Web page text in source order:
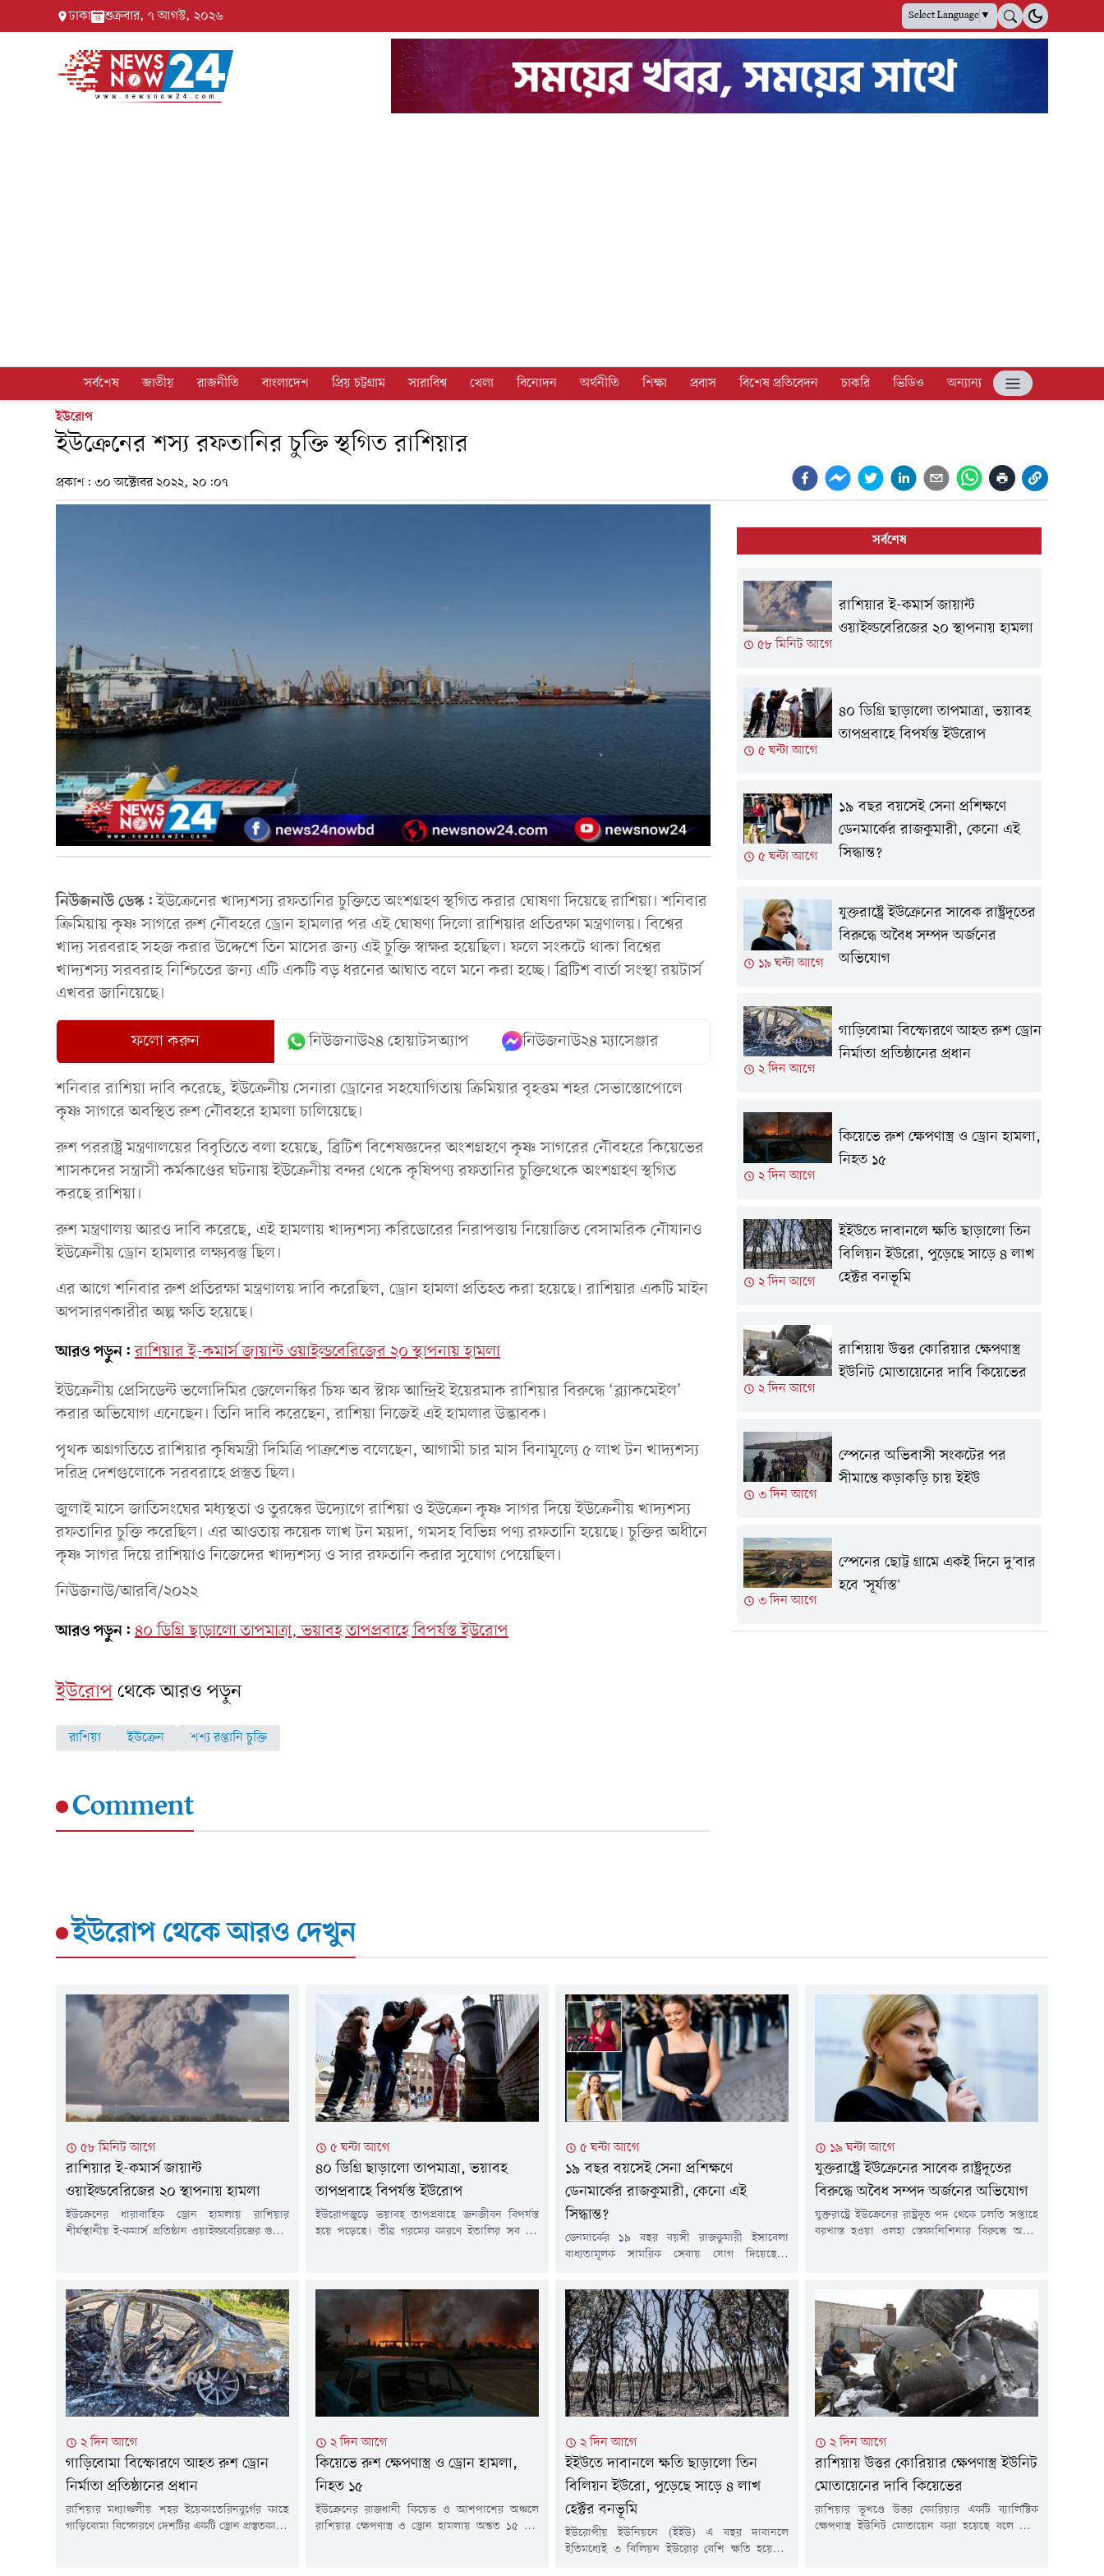
ঢাকা শুক্রবার, ৭ আগস্ট, ২০২৬ Select Language▼
সর্বশেষ জাতীয় রাজনীতি বাংলাদেশ প্রিয় চট্টগ্রাম সারাবিশ্ব খেলা বিনোদন অর্থনীতি শিক্ষা প্রবাস বিশেষ প্রতিবেদন চাকরি ভিডিও
অন্যান্য
ইউরোপ
ইউক্রেনের শস্য রফতানির চুক্তি স্থগিত রাশিয়ার
প্রকাশ: ৩০ অক্টোবর ২০২২, ২০:০৭
নিউজনাউ ডেস্ক:ইউক্রেনের খাদ্যশস্য রফতানির চুক্তিতে অংশগ্রহণ স্থগিত করার ঘোষণা দিয়েছে রাশিয়া। শনিবার
ক্রিমিয়ায় কৃষ্ণ সাগরে রুশ নৌবহরে ড্রোন হামলার পর এই ঘোষণা দিলো রাশিয়ার প্রতিরক্ষা মন্ত্রণালয়। বিশ্বের
খাদ্য সরবরাহ সহজ করার উদ্দেশে তিন মাসের জন্য এই চুক্তি স্বাক্ষর হয়েছিল। ফলে সংকটে থাকা বিশ্বের
খাদ্যশস্য সরবরাহ নিশ্চিতের জন্য এটি একটি বড় ধরনের আঘাত বলে মনে করা হচ্ছে। ব্রিটিশ বার্তা সংস্থা রয়টার্স
এখবর জানিয়েছে।
ফলো করুন নিউজনাউ২৪ হোয়াটসঅ্যাপ নিউজনাউ২৪ ম্যাসেঞ্জার
শনিবার রাশিয়া দাবি করেছে, ইউক্রেনীয় সেনারা ড্রোনের সহযোগিতায় ক্রিমিয়ার বৃহত্তম শহর সেভাস্তোপোলে
কৃষ্ণ সাগরে অবস্থিত রুশ নৌবহরে হামলা চালিয়েছে।
রুশ পররাষ্ট্র মন্ত্রণালয়ের বিবৃতিতে বলা হয়েছে, ব্রিটিশ বিশেষজ্ঞদের অংশগ্রহণে কৃষ্ণ সাগরের নৌবহরে কিয়েভের
শাসকদের সন্ত্রাসী কর্মকাণ্ডের ঘটনায় ইউক্রেনীয় বন্দর থেকে কৃষিপণ্য রফতানির চুক্তিথেকে অংশগ্রহণ স্থগিত
করছে রাশিয়া।
রুশ মন্ত্রণালয় আরও দাবি করেছে, এই হামলায় খাদ্যশস্য করিডোরের নিরাপত্তায় নিয়োজিত বেসামরিক নৌযানও
ইউক্রেনীয় ড্রোন হামলার লক্ষ্যবস্তু ছিল।
এর আগে শনিবার রুশ প্রতিরক্ষা মন্ত্রণালয় দাবি করেছিল, ড্রোন হামলা প্রতিহত করা হয়েছে। রাশিয়ার একটি মাইন
অপসারণকারীর অল্প ক্ষতি হয়েছে।
আরও পড়ুন: রাশিয়ার ই-কমার্স জায়ান্ট ওয়াইল্ডবেরিজের ২০ স্থাপনায় হামলা
ইউক্রেনীয় প্রেসিডেন্ট ভলোদিমির জেলেনস্কির চিফ অব স্টাফ আন্দ্রিই ইয়েরমাক রাশিয়ার বিরুদ্ধে ‘ব্ল্যাকমেইল’
করার অভিযোগ এনেছেন। তিনি দাবি করেছেন, রাশিয়া নিজেই এই হামলার উদ্ভাবক।
পৃথক অগ্রগতিতে রাশিয়ার কৃষিমন্ত্রী দিমিত্রি পাত্রুশেভ বলেছেন, আগামী চার মাস বিনামূল্যে ৫ লাখ টন খাদ্যশস্য
দরিদ্র দেশগুলোকে সরবরাহে প্রস্তুত ছিল।
জুলাই মাসে জাতিসংঘের মধ্যস্থতা ও তুরস্কের উদ্যোগে রাশিয়া ও ইউক্রেন কৃষ্ণ সাগর দিয়ে ইউক্রেনীয় খাদ্যশস্য
রফতানির চুক্তি করেছিল। এর আওতায় কয়েক লাখ টন ময়দা, গমসহ বিভিন্ন পণ্য রফতানি হয়েছে। চুক্তির অধীনে
কৃষ্ণ সাগর দিয়ে রাশিয়াও নিজেদের খাদ্যশস্য ও সার রফতানি করার সুযোগ পেয়েছিল।
নিউজনাউ/আরবি/২০২২
আরও পড়ুন: ৪০ ডিগ্রি ছাড়ালো তাপমাত্রা, ভয়াবহ তাপপ্রবাহে বিপর্যস্ত ইউরোপ
ইউরোপথেকে আরও পড়ুন
রাশিয়া ইউক্রেন শশ্য রপ্তানি চুক্তি
Comment
সর্বশেষ
৫৮ মিনিট আগে
রাশিয়ার ই-কমার্স জায়ান্ট
ওয়াইল্ডবেরিজের ২০ স্থাপনায় হামলা
৫ ঘন্টা আগে
৪০ ডিগ্রি ছাড়ালো তাপমাত্রা, ভয়াবহ
তাপপ্রবাহে বিপর্যস্ত ইউরোপ
৫ ঘন্টা আগে
১৯ বছর বয়সেই সেনা প্রশিক্ষণে
ডেনমার্কের রাজকুমারী, কেনো এই
সিদ্ধান্ত?
১৯ ঘন্টা আগে
যুক্তরাষ্ট্রে ইউক্রেনের সাবেক রাষ্ট্রদূতের
বিরুদ্ধে অবৈধ সম্পদ অর্জনের
অভিযোগ
২ দিন আগে
গাড়িবোমা বিস্ফোরণে আহত রুশ ড্রোন
নির্মাতা প্রতিষ্ঠানের প্রধান
২ দিন আগে
কিয়েভে রুশ ক্ষেপণাস্ত্র ও ড্রোন হামলা,
নিহত ১৫
২ দিন আগে
ইইউতে দাবানলে ক্ষতি ছাড়ালো তিন
বিলিয়ন ইউরো, পুড়েছে সাড়ে ৪ লাখ
হেক্টর বনভূমি
২ দিন আগে
রাশিয়ায় উত্তর কোরিয়ার ক্ষেপণাস্ত্র
ইউনিট মোতায়েনের দাবি কিয়েভের
৩ দিন আগে
স্পেনের অভিবাসী সংকটের পর
সীমান্তে কড়াকড়ি চায় ইইউ
৩ দিন আগে
স্পেনের ছোট্ট গ্রামে একই দিনে দু'বার
হবে 'সূর্যাস্ত'
ইউরোপথেকে আরও দেখুন
৫৮ মিনিট আগে
রাশিয়ার ই-কমার্স জায়ান্ট
ওয়াইল্ডবেরিজের ২০ স্থাপনায় হামলা
ইউক্রেনের ধারাবাহিক ড্রোন হামলায় রাশিয়ার
শীর্ষস্থানীয় ই-কমার্স প্রতিষ্ঠান ওয়াইল্ডবেরিজের গুদাম
শুক্রবার (৭ আগস্ট) বার্তা সংস্থা রয়টার্সের প্রতিবেদনে
বলা হয়, গত ১৮ জুলাই থেকে রাশিয়ার বিভিন্ন
এলাকায় ওয়াইল্ডবেরিজের গুদাম লক্ষ্য করে প্রায়...
৫ ঘন্টা আগে
৪০ ডিগ্রি ছাড়ালো তাপমাত্রা, ভয়াবহ
তাপপ্রবাহে বিপর্যস্ত ইউরোপ
ইউরোপজুড়ে ভয়াবহ তাপপ্রবাহে জনজীবন বিপর্যস্ত
হয়ে পড়েছে। তীব্র গরমের কারণে ইতালির সব বড়
এবং ইউরোপের বিভিন্ন দেশে বিদ্যুৎ ও পরিবহন
ব্যবস্থায় বড় ধরনের চাপ তৈরি হয়েছে।চলমান
তাপপ্রবাহে ইউরোপের বেশ...
৫ ঘন্টা আগে
১৯ বছর বয়সেই সেনা প্রশিক্ষণে
ডেনমার্কের রাজকুমারী, কেনো এই
সিদ্ধান্ত?
ডেনমার্কের ১৯ বছর বয়সী রাজকুমারী ইসাবেলা
বাধ্যতামূলক সামরিক সেবায় যোগ দিয়েছেন।
প্রতিরক্ষা সক্ষমতা বাড়ানোর অংশ হিসেবে দেশটি
যখন সামরিক নিয়োগ সম্প্রসারণ করছে, ঠিক সেই
সময় রাজপরিবারের এই সদস্যের সেনাবাহিনীতে
যোগ দেওয়া ব্যাপক আলোচনার জন্ম দিয়েছে।
রাজকুমারী ইসাবেলা ডেনমার্কের রাজা দশম ফ্রেডেরিক
ও রানি মেরির কন্যা। রাজপরিবারের...
১৯ ঘন্টা আগে
যুক্তরাষ্ট্রে ইউক্রেনের সাবেক রাষ্ট্রদূতের
বিরুদ্ধে অবৈধ সম্পদ অর্জনের অভিযোগ
যুক্তরাষ্ট্রে ইউক্রেনের রাষ্ট্রদূত পদ থেকে চলতি সপ্তাহে
বরখাস্ত হওয়া ওলহা স্তেফানিশিনার বিরুদ্ধে অবৈধ
সর্বশেষ উচ্চপদস্থ কর্মকর্তার বিরুদ্ধে পদক্ষেপ।
রয়টার্সের প্রতিবেদনে এ তথ্য উঠে এসেছে।রাষ্ট্রদূত
হওয়ার আগে উপ-প্রধানমন্ত্রীর দায়িত্বে থাকা
স্তেফানিশিনা দুটি অ্যাপার্টমেন্টসহ...
২ দিন আগে
গাড়িবোমা বিস্ফোরণে আহত রুশ ড্রোন
নির্মাতা প্রতিষ্ঠানের প্রধান
রাশিয়ার মধ্যাঞ্চলীয় শহর ইয়েকাতেরিনবুর্গের কাছে
গাড়িবোমা বিস্ফোরণে দেশটির একটি ড্রোন প্রস্তুতকারক
২ দিন আগে
কিয়েভে রুশ ক্ষেপণাস্ত্র ও ড্রোন হামলা,
নিহত ১৫
ইউক্রেনের রাজধানী কিয়েভ ও আশপাশের অঞ্চলে
রাশিয়ার ক্ষেপণাস্ত্র ও ড্রোন হামলায় অন্তত ১৫ জন
২ দিন আগে
ইইউতে দাবানলে ক্ষতি ছাড়ালো তিন
বিলিয়ন ইউরো, পুড়েছে সাড়ে ৪ লাখ
হেক্টর বনভূমি
ইউরোপীয় ইউনিয়নে (ইইউ) এ বছর দাবানলে
ইতিমধ্যেই ৩ বিলিয়ন ইউরোর বেশি ক্ষতি হয়েছে।
২ দিন আগে
রাশিয়ায় উত্তর কোরিয়ার ক্ষেপণাস্ত্র ইউনিট
মোতায়েনের দাবি কিয়েভের
রাশিয়ার ভূখণ্ডে উত্তর কোরিয়ার একটি ব্যালিস্টিক
ক্ষেপণাস্ত্র ইউনিট মোতায়েন করা হয়েছে বলে দাবি